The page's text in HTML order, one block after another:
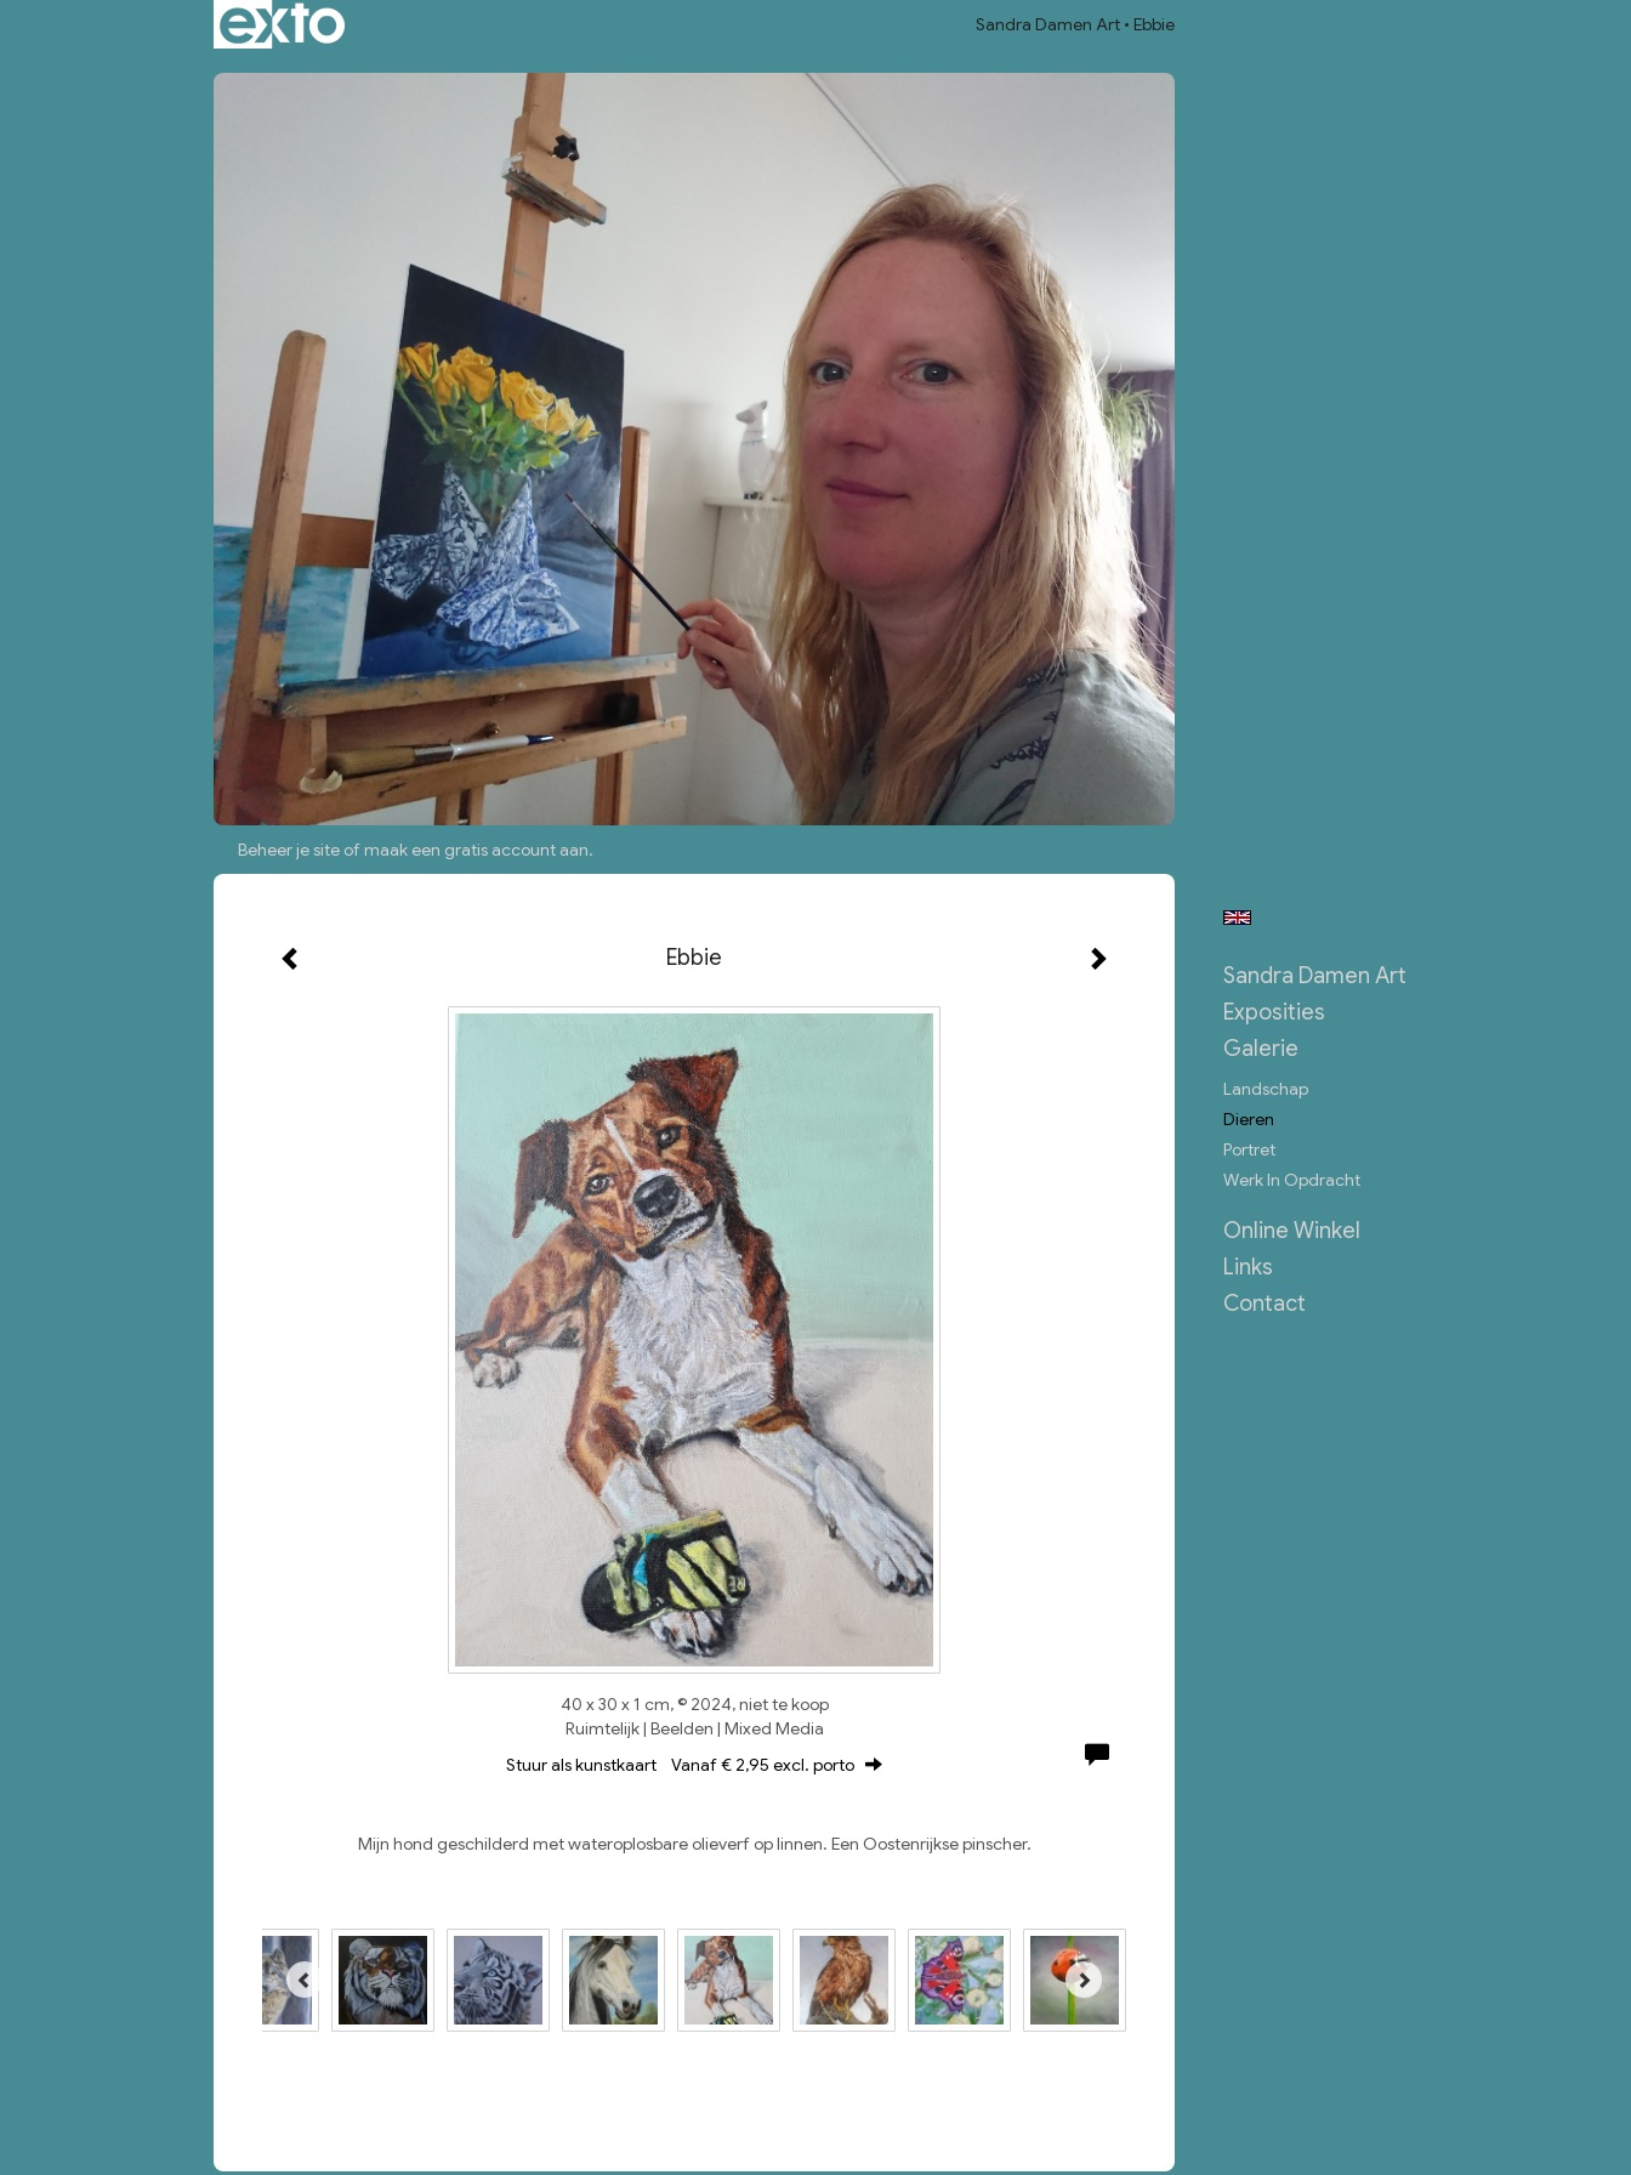
Sandra Damen Art Ebbie
Beheer je site ofmaak een gratis account aan.
Ebbie
40 x 30 x 1 cm, © 2024, niet te koop
Ruimtelijk | Beelden | Mixed Media
Stuur als kunstkaart Vanaf € 2,95 excl. porto
Mijn hond geschilderd met wateroplosbare olieverf op linnen. Een Oostenrijkse pinscher.
Sandra Damen Art
Exposities
Galerie
Landschap
Dieren
Portret
Werk In Opdracht
Online Winkel
Links
Contact